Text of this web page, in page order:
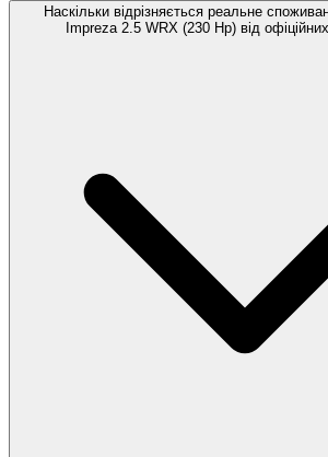
Наскільки відрізняється реальне
Impreza 2.5 WRX (230 Hp) від